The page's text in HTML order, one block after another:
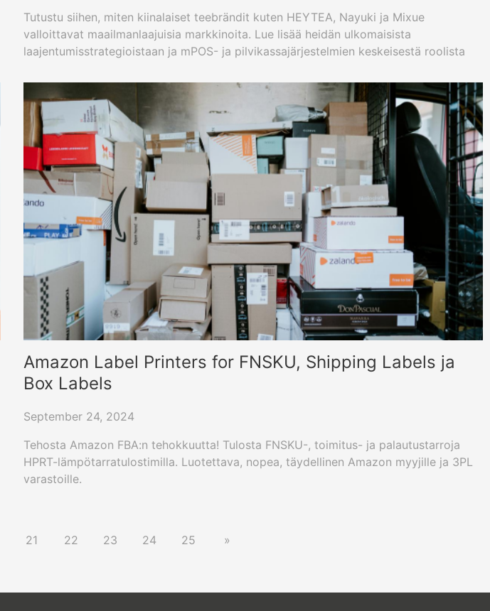
Tutustu siihen, miten kiinalaiset teebrändit kuten HEYTEA, Nayuki ja Mixue
valloittavat maailmanlaajuisia markkinoita. Lue lisää heidän ulkomaisista
laajentumisstrategioistaan ja mPOS- ja pilvikassajärjestelmien keskeisestä roolista
Amazon Label Printers for FNSKU, Shipping Labels ja
Box Labels
September 24, 2024
Tehosta Amazon FBA:n tehokkuutta! Tulosta FNSKU-, toimitus- ja palautustarroja
HPRT-lämpötarratulostimilla. Luotettava, nopea, täydellinen Amazon myyjille ja 3PL
varastoille.
21 22 23 24 25 »